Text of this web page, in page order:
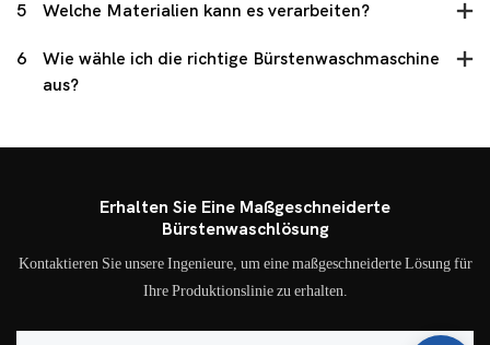
5 Welche Materialien kann es verarbeiten?
6
Wie wähle ich die richtige Bürstenwaschmaschine
aus?
Erhalten Sie Eine Maßgeschneiderte
Bürstenwaschlösung
Kontaktieren Sie unsere Ingenieure, um eine maßgeschneiderte Lösung für
Ihre Produktionslinie zu erhalten.